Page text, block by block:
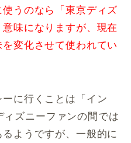
うのなら「東京ディズ
味になりますが、現在
変化させて使われてい
に行くことは「イン
ズニーファンの間では
ようですが、一般的に